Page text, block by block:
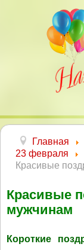
Главная
23 февраля
Красивые
Красивые
мужчинам
Короткие